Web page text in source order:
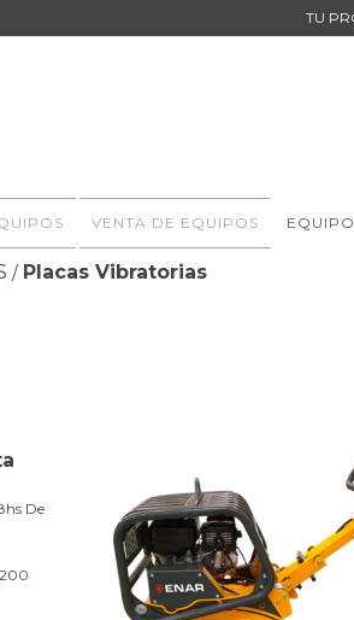
TU
VENTA DE EQUIPOS
/ Placas Vibratorias
De